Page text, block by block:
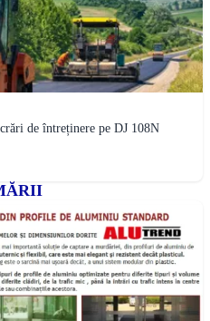
de întreținere pe DJ 108N